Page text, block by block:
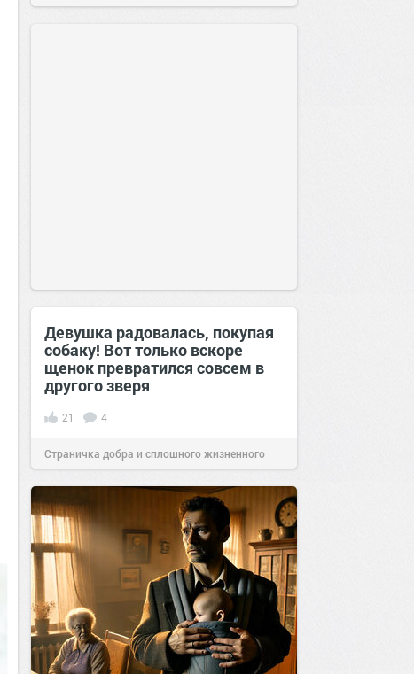
Девушка радовалась, покупая
собаку! Вот только вскоре
щенок превратился совсем в
другого зверя
21 4
Страничка добра и сплошного жизненного
позитива!11:0811 май 2018